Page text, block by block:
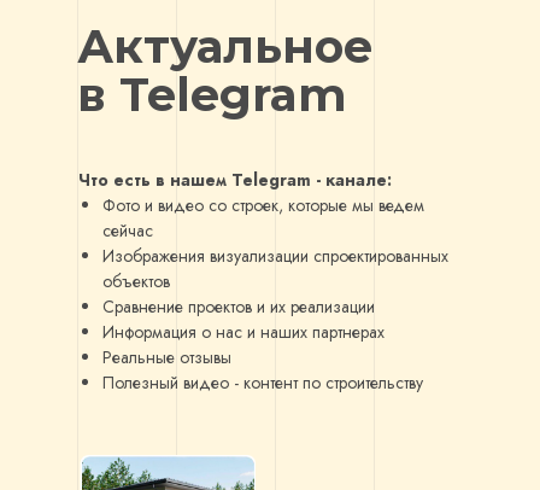
Актуальное
в Telegram
Что есть в нашем Telegram - канале:
Фото и видео со строек, которые мы ведем
сейчас
Изображения визуализации спроектированных
объектов
Сравнение проектов и их реализации
Информация о нас и наших партнерах
Реальные отзывы
Полезный видео - контент по строительству